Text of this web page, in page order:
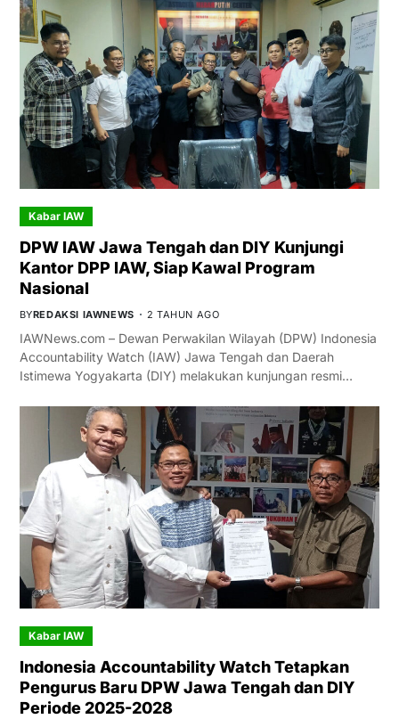
Kabar IAW
DPW IAW Jawa Tengah dan DIY Kunjungi
Kantor DPP IAW, Siap Kawal Program
Nasional
BYREDAKSI IAWNEWS 2 TAHUN AGO
IAWNews.com – Dewan Perwakilan Wilayah (DPW) Indonesia
Accountability Watch (IAW) Jawa Tengah dan Daerah
Istimewa Yogyakarta (DIY) melakukan kunjungan resmi…
Kabar IAW
Indonesia Accountability Watch Tetapkan
Pengurus Baru DPW Jawa Tengah dan DIY
Periode 2025-2028